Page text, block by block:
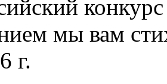
мы вам
г.